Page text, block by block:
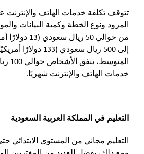
تتوقف تكلفة خدمات الهاتف
المزود ونوع الخطة وكمية البيانات
من حوالي 50
إلى 500 ريال سعودي (133
خدمات الهاتف والإنترنت شهريًا.
التعليم في المملكة العربية السعودية
التعليم مجاني من المستوى الابتدائي